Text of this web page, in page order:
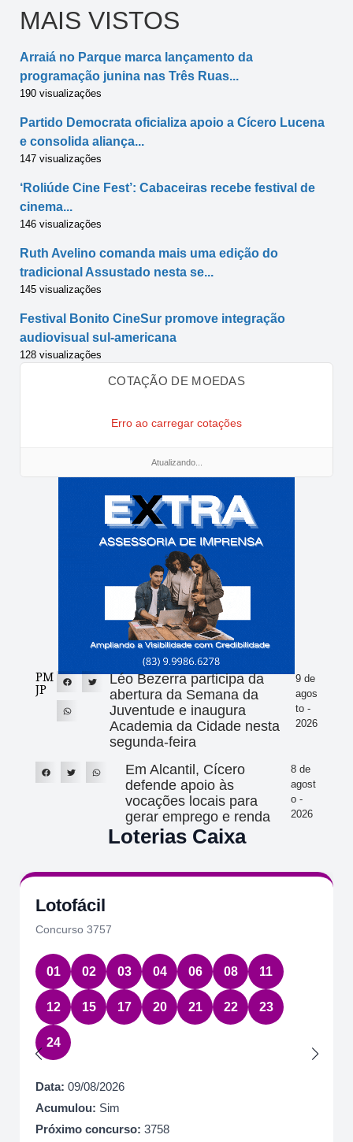
MAIS VISTOS
Arraiá no Parque marca lançamento da
programação junina nas Três Ruas...
190 visualizações
Partido Democrata oficializa apoio a Cícero Lucena
e consolida aliança...
147 visualizações
‘Roliúde Cine Fest’: Cabaceiras recebe festival de
cinema...
146 visualizações
Ruth Avelino comanda mais uma edição do
tradicional Assustado nesta se...
145 visualizações
Festival Bonito CineSur promove integração
audiovisual sul-americana
128 visualizações
COTAÇÃO DE MOEDAS
Erro ao carregar cotações
Atualizando...
PM
JP
Léo Bezerra participa da
abertura da Semana da
Juventude e inaugura
Academia da Cidade nesta
segunda-feira
9 de
agos
to -
2026
Em Alcantil, Cícero
defende apoio às
vocações locais para
gerar emprego e renda
8 de
agost
o -
2026
Loterias Caixa
Lotofácil
Concurso 3757
01 02 03 04 06 08 11
12 15 17 20 21 22 23
24
Data: 09/08/2026
Acumulou: Sim
Próximo concurso: 3758